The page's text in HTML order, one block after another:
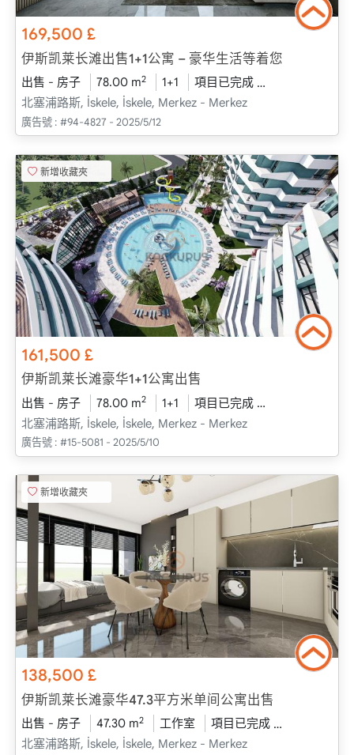
169,500£
伊斯凯莱长滩出售1+1公寓 – 豪华生活等着您
出售 - 房子 78.00 m2 1+1 項目已完成
北塞浦路斯, İskele, İskele, Merkez - Merkez
廣告號 : #94-4827 - 2025/5/12
新增收藏夾
161,500£
伊斯凯莱长滩豪华1+1公寓出售
出售 - 房子 78.00 m2 1+1 項目已完成
北塞浦路斯, İskele, İskele, Merkez - Merkez
廣告號 : #15-5081 - 2025/5/10
新增收藏夾
138,500£
伊斯凯莱长滩豪华47.3平方米单间公寓出售
出售 - 房子 47.30 m2 工作室 項目已完成
北塞浦路斯, İskele, İskele, Merkez - Merkez